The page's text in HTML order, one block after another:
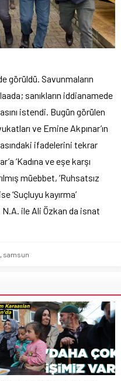
görüldü. Savunmaların
sanıkların iddianamede
istendi. Bugün görülen
ve Emine Akpınar’ın
ifadelerini tekrar
‘Kadına ve eşe karşı
müebbet, ‘Ruhsatsız
‘Suçluyu kayırma’
ile Ali Özkan da isnat
samsun